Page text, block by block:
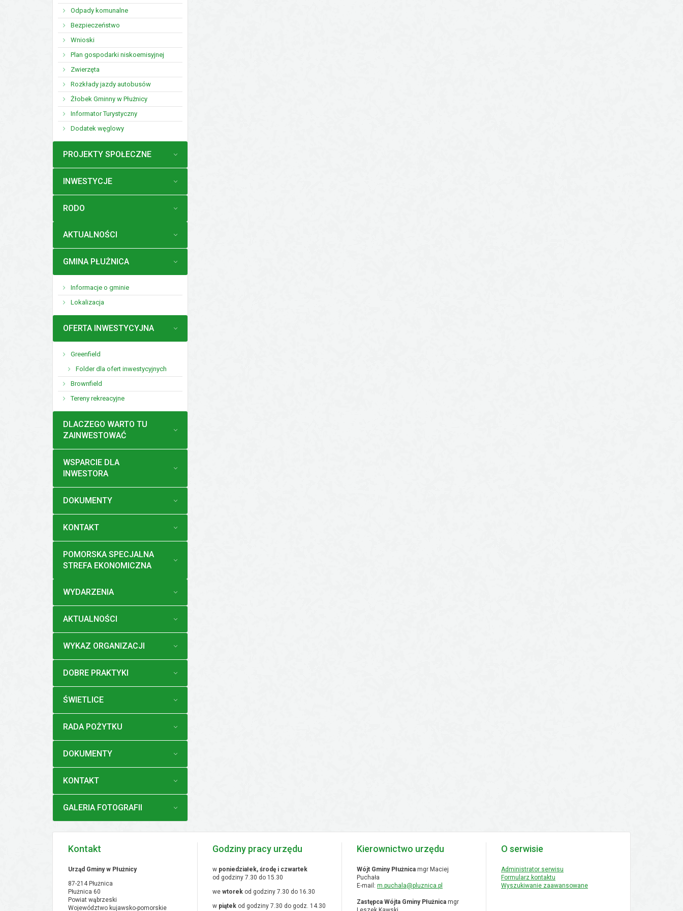
Odpady komunalne
Bezpieczeństwo
Wnioski
Plan gospodarki niskoemisyjnej
Zwierzęta
Rozkłady jazdy autobusów
Żłobek Gminny w Płużnicy
Informator Turystyczny
Dodatek węglowy
MENU
PROJEKTY SPOŁECZNE
MENU
INWESTYCJE
MENU
RODO
MENU
AKTUALNOŚCI
MENU
GMINA PŁUŻNICA
Informacje o gminie
Lokalizacja
MENU
OFERTA INWESTYCYJNA
Greenfield
Folder dla ofert inwestycyjnych
Brownfield
Tereny rekreacyjne
MENU
DLACZEGO WARTO TU
ZAINWESTOWAĆ
MENU
WSPARCIE DLA
INWESTORA
MENU
DOKUMENTY
MENU
KONTAKT
MENU
POMORSKA SPECJALNA
STREFA EKONOMICZNA
MENU
WYDARZENIA
MENU
AKTUALNOŚCI
MENU
WYKAZ ORGANIZACJI
MENU
DOBRE PRAKTYKI
MENU
ŚWIETLICE
MENU
RADA POŻYTKU
MENU
DOKUMENTY
MENU
KONTAKT
MENU
GALERIA FOTOGRAFII
Kontakt
Urząd Gminy w Płużnicy
87-214 Płużnica
Płużnica 60
Powiat wąbrzeski
Województwo kujawsko-pomorskie
Godziny pracy urzędu
w poniedziałek, środę i czwartek
od godziny 7.30 do 15.30
we wtorek od godziny 7.30 do 16.30
w piątek od godziny 7.30 do godz. 14.30
Kierownictwo urzędu
Wójt Gminy Płużnica mgr Maciej
Puchała
E-mail: m.puchala@pluznica.pl
Zastępca Wójta Gminy Płużnica mgr
O serwisie
Administrator serwisu
Formularz kontaktu
Wyszukiwanie zaawansowane